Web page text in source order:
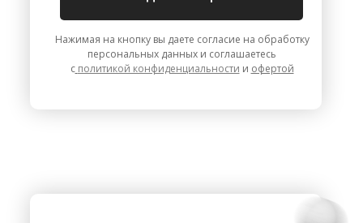
Нажимая на кнопку вы даете согласие на обработку
персональных данных и соглашаетесь
с политикой конфиденциальности и офертой